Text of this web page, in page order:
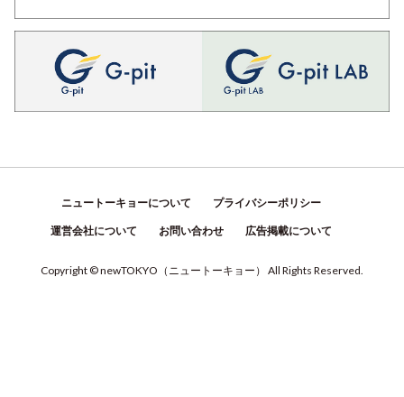
ニュートーキョーについて プライバシーポリシー
運営会社について お問い合わせ 広告掲載について
Copyright © newTOKYO （ ニュートーキョー ） All Rights Reserved.